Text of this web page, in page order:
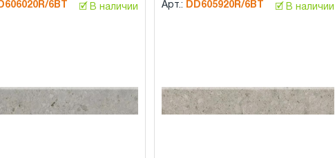
6BT 🗹 В наличии Арт.: DD605920R/6BT 🗹 В наличии